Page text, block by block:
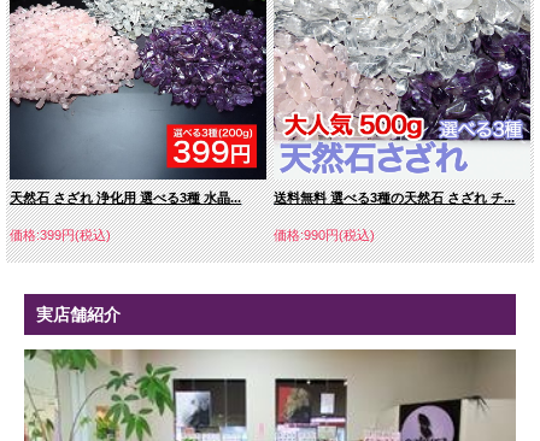
天然石 さざれ 浄化用 選べる3種 水晶...
価格:399円(税込)
送料無料 選べる3種の天然石 さざれ チ...
価格:990円(税込)
実店舗紹介